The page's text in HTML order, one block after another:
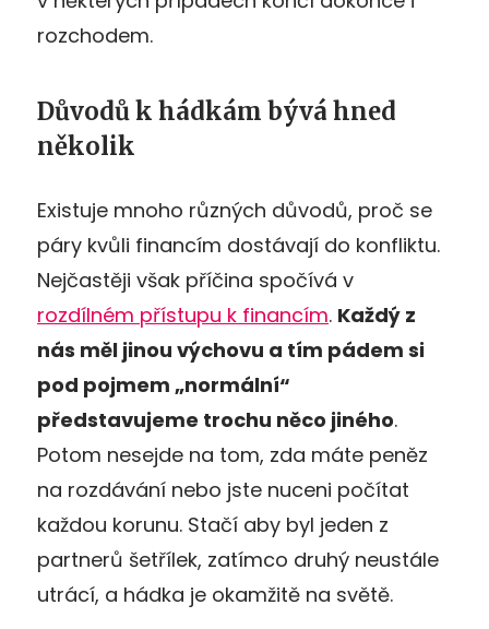
rozchodem.
Důvodů k hádkám bývá hned
několik
Existuje mnoho různých důvodů, proč se
páry kvůli financím dostávají do konfliktu.
Nejčastěji však příčina spočívá v
rozdílném přístupu k financím. Každý z
nás měl jinou výchovu a tím pádem si
pod pojmem „normální“
představujeme trochu něco jiného.
Potom nesejde na tom, zda máte peněz
na rozdávání nebo jste nuceni počítat
každou korunu. Stačí aby byl jeden z
partnerů šetřílek, zatímco druhý neustále
utrácí, a hádka je okamžitě na světě.